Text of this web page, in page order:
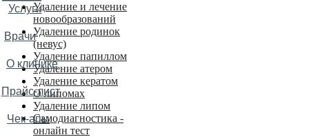
Услуги
Врачи
О клинике
Прайс-лист
Чек-апы
Удаление и лечение
новообразований
Удаление родинок
(невус)
Удаление папиллом
Удаление атером
Удаление кератом
О липомах
Удаление липом
Самодиагностика -
онлайн тест